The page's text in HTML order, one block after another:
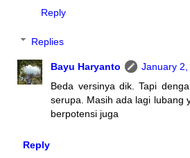
Reply
Replies
Bayu Haryanto
January
Beda versinya dik. Tapi
serupa. Masih ada lagi lubang
berpotensi juga
Reply